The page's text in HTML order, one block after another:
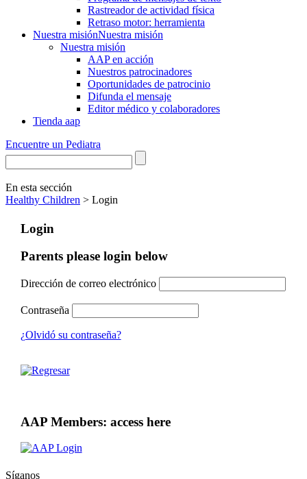
Rastre​​ador de activida​d física
Retraso motor: herramienta
Nuestra misiónNuestra misión
Nuestra misión
AAP en acción
Nuestros patrocinadores
Oportunidades de patrocinio
Difunda el mensaje
Editor médico y colaboradores
Tienda aap
Encuentre un Pediatra
En esta sección
Healthy Children > Login
Login
Parents please login below
Dirección de correo electrónico
Contraseña
¿Olvidó su contraseña?
AAP Members: access here
Síganos